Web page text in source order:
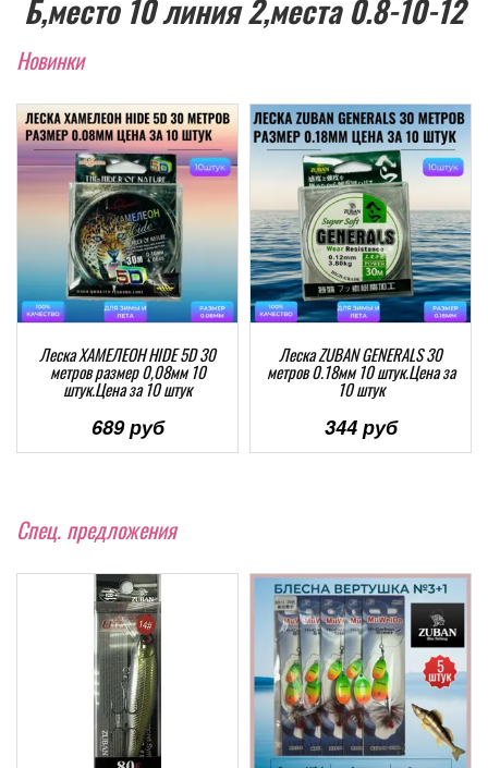
Б,место 10 линия 2,места 0.8-10-12
Новинки
Леска ХАМЕЛЕОН HIDE 5D 30
метров размер 0,08мм 10
штук.Цена за 10 штук
689 руб
Леска ZUBAN GENERALS 30
метров 0.18мм 10 штук.Цена за
10 штук
344 руб
Спец. предложения